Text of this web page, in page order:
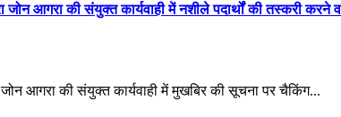
आगरा की संयुक्त कार्यवाही में नशीले पदार्थों की तस्करी
आगरा की संयुक्त कार्यवाही में मुखबिर की सूचना पर चैकिंग...